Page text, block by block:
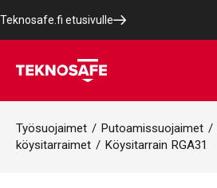
Teknosafe.fi etusivulle
Työsuojaimet / Putoamissuojaimet /
köysitarraimet / Köysitarrain RGA31